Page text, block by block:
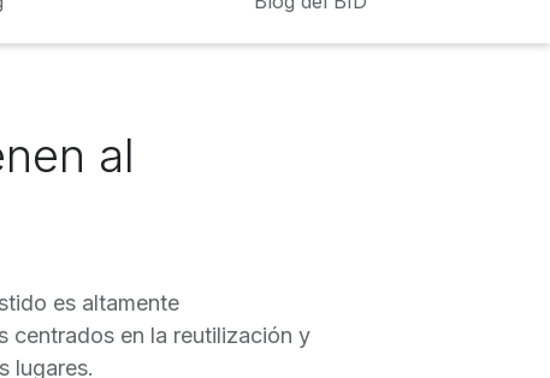
al
es altamente
centrados en la reutilización y
lugares.